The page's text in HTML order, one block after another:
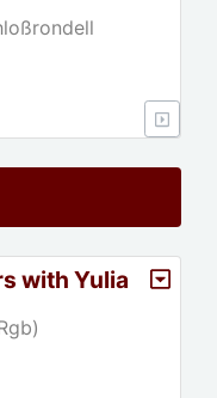
with Yulia